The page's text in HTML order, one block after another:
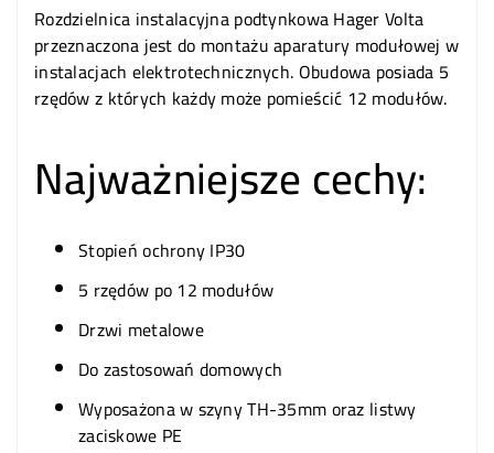
Rozdzielnica instalacyjna podtynkowa Hager Volta
przeznaczona jest do montażu aparatury modułowej w
instalacjach elektrotechnicznych. Obudowa posiada 5
rzędów z których każdy może pomieścić 12 modułów.
Najważniejsze cechy:
Stopień ochrony IP30
5 rzędów po 12 modułów
Drzwi metalowe
Do zastosowań domowych
Wyposażona w szyny TH-35mm oraz listwy
zaciskowe PE